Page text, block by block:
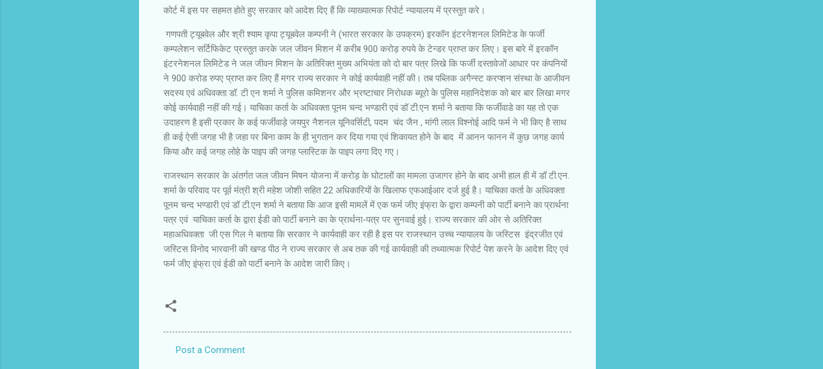
कोर्ट में इस पर सहमत होते हुए सरकार को आदेश दिए हैं कि व्याख्यात्मक रिपोर्ट न्यायालय में प्रस्तुत करे।
गणपती ट्यूबवेल और श्री श्याम कृपा ट्यूबवेल कम्पनी ने (भारत सरकार के उपक्रम) इरकॉन इंटरनेशनल लिमिटेड के फर्जी
कम्पलेशन सर्टिफिकेट प्रस्तुत करके जल जीवन मिशन में करीब 900 करोड़ रुपये के टेन्डर प्राप्त कर लिए। इस बारे में इरकॉन
इंटरनेशनल लिमिटेड ने जल जीवन मिशन के अतिरिक्त मुख्य अभियंता को दो बार पत्र लिखे कि फर्जी दस्तावेजों आधार पर कंपनियों
ने 900 करोड रुपए प्राप्त कर लिए हैं मगर राज्य सरकार ने कोई कार्यवाही नहीं की। तब पब्लिक अगैन्स्ट करप्शन संस्था के आजीवन
सदस्य एवं अधिवक्ता डॉ. टी एन शर्मा ने पुलिस कमिशनर और भ्रष्टाचार निरोधक ब्यूरो के पुलिस महानिदेशक को बार बार लिखा मगर
कोई कार्यवाही नहीं की गई। याचिका कर्ता के अधिवक्ता पूनम चन्द भण्डारी एवं डॉ टी.एन शर्मा ने बताया कि फर्जीवाडे का यह तो एक
उदाहरण है इसी प्रकार के कई फर्जीवाड़े जयपुर नैशनल यूनिवर्सिटी, पदम चंद जैन , मांगी लाल विश्नोई आदि फर्म ने भी किए है साथ
ही कई ऐसी जगह भी है जहा पर बिना काम के ही भुगतान कर दिया गया एवं शिकायत होने के बाद में आनन फानन में कुछ जगह कार्य
किया और कई जगह लोहे के पाइप की जगह प्लास्टिक के पाइप लगा दिए गए।
राजस्थान सरकार के अंतर्गत जल जीवन मिषन योजना में करोड़ के घोटालों का मामला उजागर होने के बाद अभी हाल ही में डॉ टी.एन.
शर्मा के परिवाद पर पूर्व मंत्री श्री महेश जोशी सहित 22 अधिकारियों के खिलाफ एफआईआर दर्ज हुई है। याचिका कर्ता के अधिवक्ता
पूनम चन्द भण्डारी एवं डॉ टी.एन शर्मा ने बताया कि आज इसी मामलें में एक फर्म जीए इंफ्रा के द्वारा कम्पनी को पार्टी बनाने का प्रार्थना
पत्र एवं याचिका कर्ता के द्वारा ईडी को पार्टी बनाने का के प्रार्थना-पत्र पर सुनवाई हुई। राज्य सरकार की ओर से अतिरिक्त
महाअधिवक्ता जी एस गिल ने बताया कि सरकार ने कार्यवाही कर रही है इस पर राजस्थान उच्च न्यायालय के जस्टिस इंद्रजीत एवं
जस्टिस विनोद भारवानी की खण्ड पीठ ने राज्य सरकार से अब तक की गई कार्यवाही की तथ्यात्मक रिपोर्ट पेश करने के आदेश दिए एवं
फर्म जीए इंफ्रा एवं ईडी को पार्टी बनाने के आदेश जारी किए।
Post a Comment